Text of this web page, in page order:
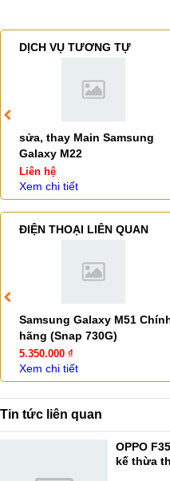
DỊCH VỤ TƯƠNG TỰ
sửa, thay Main Samsung
Galaxy M22
Liên hệ
Xem chi tiết
ĐIỆN THOẠI LIÊN QUAN
Samsung Galaxy M51
hãng (Snap 730G)
5.350.000 ₫
Xem chi tiết
Tin tức liên quan
OPPO
kế thừa